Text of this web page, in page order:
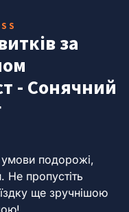
за
- Сонячний
подорожі,
Не пропустіть
ще зручнішою